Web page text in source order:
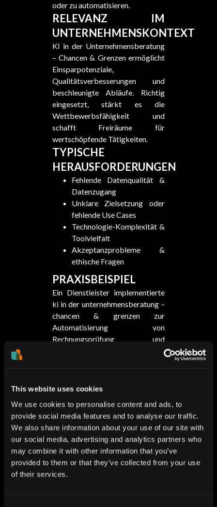
This website uses cookies
We use cookies to personalise content and ads, to
provide social media features and to analyse our traffic.
We also share information about your use of our site with
our social media, advertising and analytics partners who
may combine it with other information that you’ve
provided to them or that they’ve collected from your use
of their services.
oder zu automatisieren.
RELEVANZ IM
UNTERNEHMENSKONTEXT
KI in der Unternehmensberatung
– Chancen & Grenzen ermöglicht
Einsparpotenziale,
Qualitätsverbesserungen und
beschleunigte Abläufe. Richtig
eingesetzt, stärkt es die
Wettbewerbsfähigkeit und
schafft Freiräume für
wertschöpfende Tätigkeiten.
TYPISCHE
HERAUSFORDERUNGEN
Fehlende Datenqualität &
Datenzugang
Unklare Zielsetzung oder
fehlende Use Cases
Technologie-Komplexität &
Toolvielfalt
Akzeptanzprobleme &
ethische Fragen
PRAXISBEISPIEL
Ein Dienstleister implementierte
ki in der unternehmensberatung –
chancen & grenzen zur
Automatisierung von
Rechnungsprüfung und
Zeit für Kundenservice.
UNSER
BERATUNGSANSATZ
Use Case-Identifikation &
Zielbilddefinition
Datenanalyse &
Technologieauswahl